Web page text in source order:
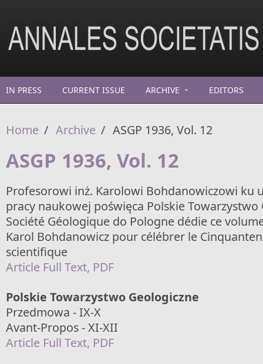
IN PRESS CURRENT ISSUE ARCHIVE EDITORS
Home / Archive / ASGP 1936, Vol. 12
ASGP 1936, Vol. 12
Profesorowi inż. Karolowi Bohdanowiczowi ku
pracy naukowej poświęca Polskie Towarzystwo
Société Géologique do Pologne dédie ce
Karol Bohdanowicz pour célébrer le
scientifique
Article Full Text, PDF
Polskie Towarzystwo Geologiczne
Przedmowa - IX-X
Avant-Propos - XI-XII
Article Full Text, PDF